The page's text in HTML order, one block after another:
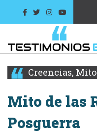
Creencias,
Mito de las
Posguerra